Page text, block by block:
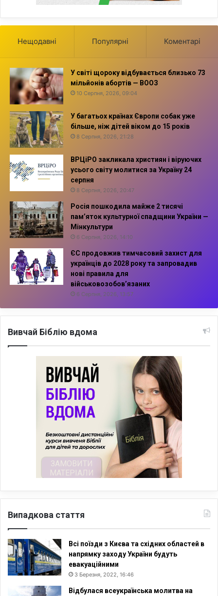
Нещодавні Популярні Коментарі
У світі щороку відбувається близько 73
мільйонів абортів — ВООЗ
10 Серпня, 2026, 09:04
У багатьох країнах Європи собак уже
більше, ніж дітей віком до 15 років
8 Серпня, 2026, 21:28
ВРЦіРО закликала християн і віруючих
усього світу молитися за Україну 24
серпня
8 Серпня, 2026, 20:47
Росія пошкодила майже 2 тисячі
пам’яток культурної спадщини України —
Мінкультури
6 Серпня, 2026, 14:10
ЄС продовжив тимчасовий захист для
українців до 2028 року та запровадив
нові правила для
військовозобов’язаних
6 Серпня, 2026, 13:57
Вивчай Біблію вдома
Випадкова стаття
Всі поїзди з Києва та східних областей в
напрямку заходу України будуть
евакуаційними
3 Березня, 2022, 16:46
Відбулася всеукраїнська молитва на